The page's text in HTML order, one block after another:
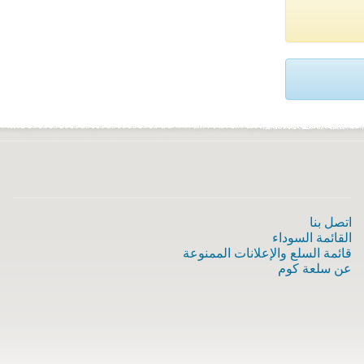
اتصل بنا
القائمة السوداء
قائمة السلع والإعلانات الممنوعة
عن سلعة كوم